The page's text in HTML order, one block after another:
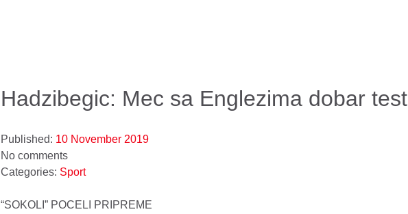
Hadzibegic: Mec sa Englezima dobar test
Published: 10 November 2019
No comments
Categories: Sport
“SOKOLI” POCELI PRIPREME